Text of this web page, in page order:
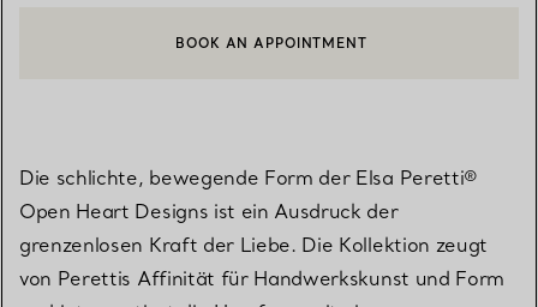
EINEN KUNDENBERATER KONTAKTIEREN ODER EINEN
BOOK AN APPOINTMENT
Die schlichte, bewegende Form der Elsa Peretti®
Open Heart Designs ist ein Ausdruck der
grenzenlosen Kraft der Liebe. Die Kollektion zeugt
von Perettis Affinität für Handwerkskunst und Form